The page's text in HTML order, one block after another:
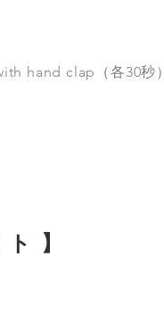
hand clap（各30秒）
】